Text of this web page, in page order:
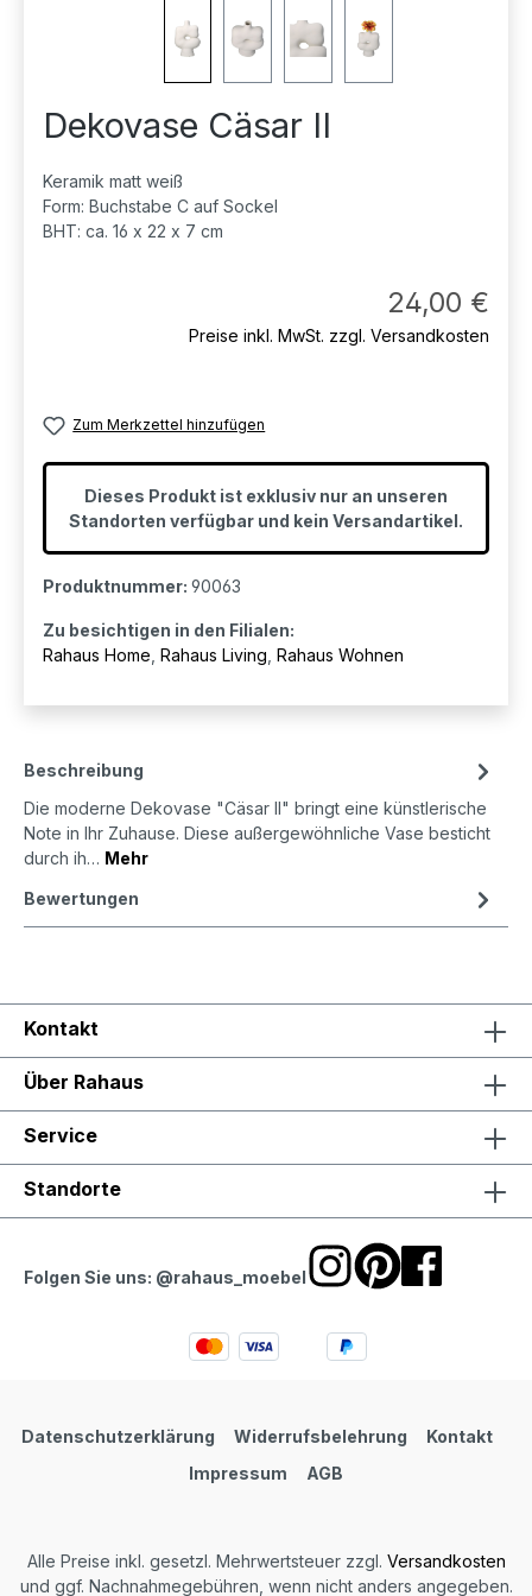
Dekovase Cäsar II
Keramik matt weiß
Form: Buchstabe C auf Sockel
BHT: ca. 16 x 22 x 7 cm
24,00 €
Preise inkl. MwSt. zzgl. Versandkosten
Zum Merkzettel hinzufügen
Dieses Produkt ist exklusiv nur an unseren
Standorten verfügbar und kein Versandartikel.
Produktnummer: 90063
Zu besichtigen in den Filialen:
Rahaus Home Rahaus Living Rahaus Wohnen
Beschreibung
Die moderne Dekovase "Cäsar II" bringt eine künstlerische
Note in Ihr Zuhause. Diese außergewöhnliche Vase besticht
durch ih… Mehr
Bewertungen
Kontakt
Über Rahaus
Service
Standorte
Folgen Sie uns: @rahaus_moebel
Datenschutzerklärung Widerrufsbelehrung
Kontakt
Impressum
AGB
Alle Preise inkl. gesetzl. Mehrwertsteuer zzgl. Versandkosten
und ggf. Nachnahmegebühren, wenn nicht anders angegeben.